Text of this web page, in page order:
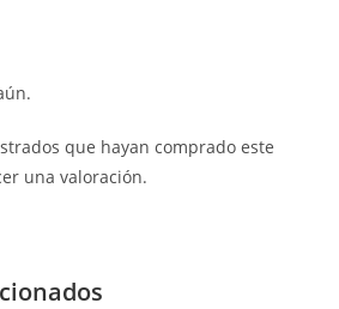
que hayan comprado este
una valoración.